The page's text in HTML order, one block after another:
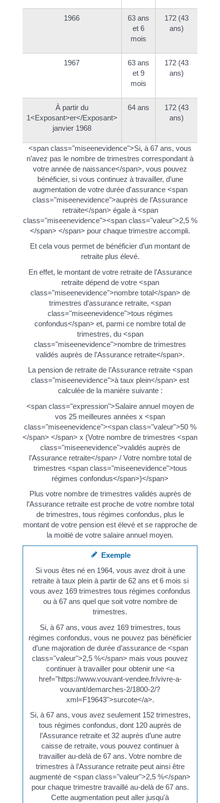
1966
63 ans
et 6
mois
172 (43
ans)
1967
63 ans
et 9
mois
172 (43
ans)
À partir du
1<Exposant>er</Exposant>
janvier 1968
64 ans
172 (43
ans)
<span class="miseenevidence">Si, à 67 ans, vous
n’avez pas le nombre de trimestres correspondant à
votre année de naissance</span>, vous pouvez
bénéficier, si vous continuez à travailler, d’une
augmentation de votre durée d'assurance <span
class="miseenevidence">auprès de l’Assurance
retraite</span> égale à <span
class="miseenevidence"><span class="valeur">2,5 %
</span> </span> pour chaque trimestre accompli.
Et cela vous permet de bénéficier d’un montant de
retraite plus élevé.
En effet, le montant de votre retraite de l’Assurance
retraite dépend de votre <span
class="miseenevidence">nombre total</span> de
trimestres d’assurance retraite, <span
class="miseenevidence">tous régimes
confondus</span> et, parmi ce nombre total de
trimestres, du <span
class="miseenevidence">nombre de trimestres
validés auprès de l’Assurance retraite</span>.
La pension de retraite de l’Assurance retraite <span
class="miseenevidence">à taux plein</span> est
calculée de la manière suivante :
<span class="expression">Salaire annuel moyen de
vos 25 meilleures années x <span
class="miseenevidence"><span class="valeur">50 %
</span> </span> x (Votre nombre de trimestres <span
class="miseenevidence">validés auprès de
l’Assurance retraite</span> / Votre nombre total de
trimestres <span class="miseenevidence">tous
régimes confondus</span>)</span>
Plus votre nombre de trimestres validés auprès de
l’Assurance retraite est proche de votre nombre total
de trimestres, tous régimes confondus, plus le
montant de votre pension est élevé et se rapproche de
la moitié de votre salaire annuel moyen.
Exemple
Si vous êtes né en 1964, vous avez droit à une
retraite à taux plein à partir de 62 ans et 6 mois si
vous avez 169 trimestres tous régimes confondus
ou à 67 ans quel que soit votre nombre de
trimestres.
Si, à 67 ans, vous avez 169 trimestres, tous
régimes confondus, vous ne pouvez pas bénéficier
d’une majoration de durée d’assurance de <span
class="valeur">2,5 %</span> mais vous pouvez
continuer à travailler pour obtenir une <a
href="https://www.vouvant-vendee.fr/vivre-a-
vouvant/demarches-2/1800-2/?
xml=F19643">surcote</a>.
Si, à 67 ans, vous avez seulement 152 trimestres,
tous régimes confondus, dont 120 auprès de
l’Assurance retraite et 32 auprès d’une autre
caisse de retraite, vous pouvez continuer à
travailler au-delà de 67 ans. Votre nombre de
trimestres à l’Assurance retraite peut ainsi être
augmenté de <span class="valeur">2,5 %</span>
pour chaque trimestre travaillé au-delà de 67 ans.
Cette augmentation peut aller jusqu'à